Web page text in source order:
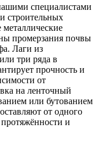
специалистами
строительных
металлические
промерзания почвы
Лаги из
три ряда в
прочность и
от
на ленточный
или бутованием
от одного
и